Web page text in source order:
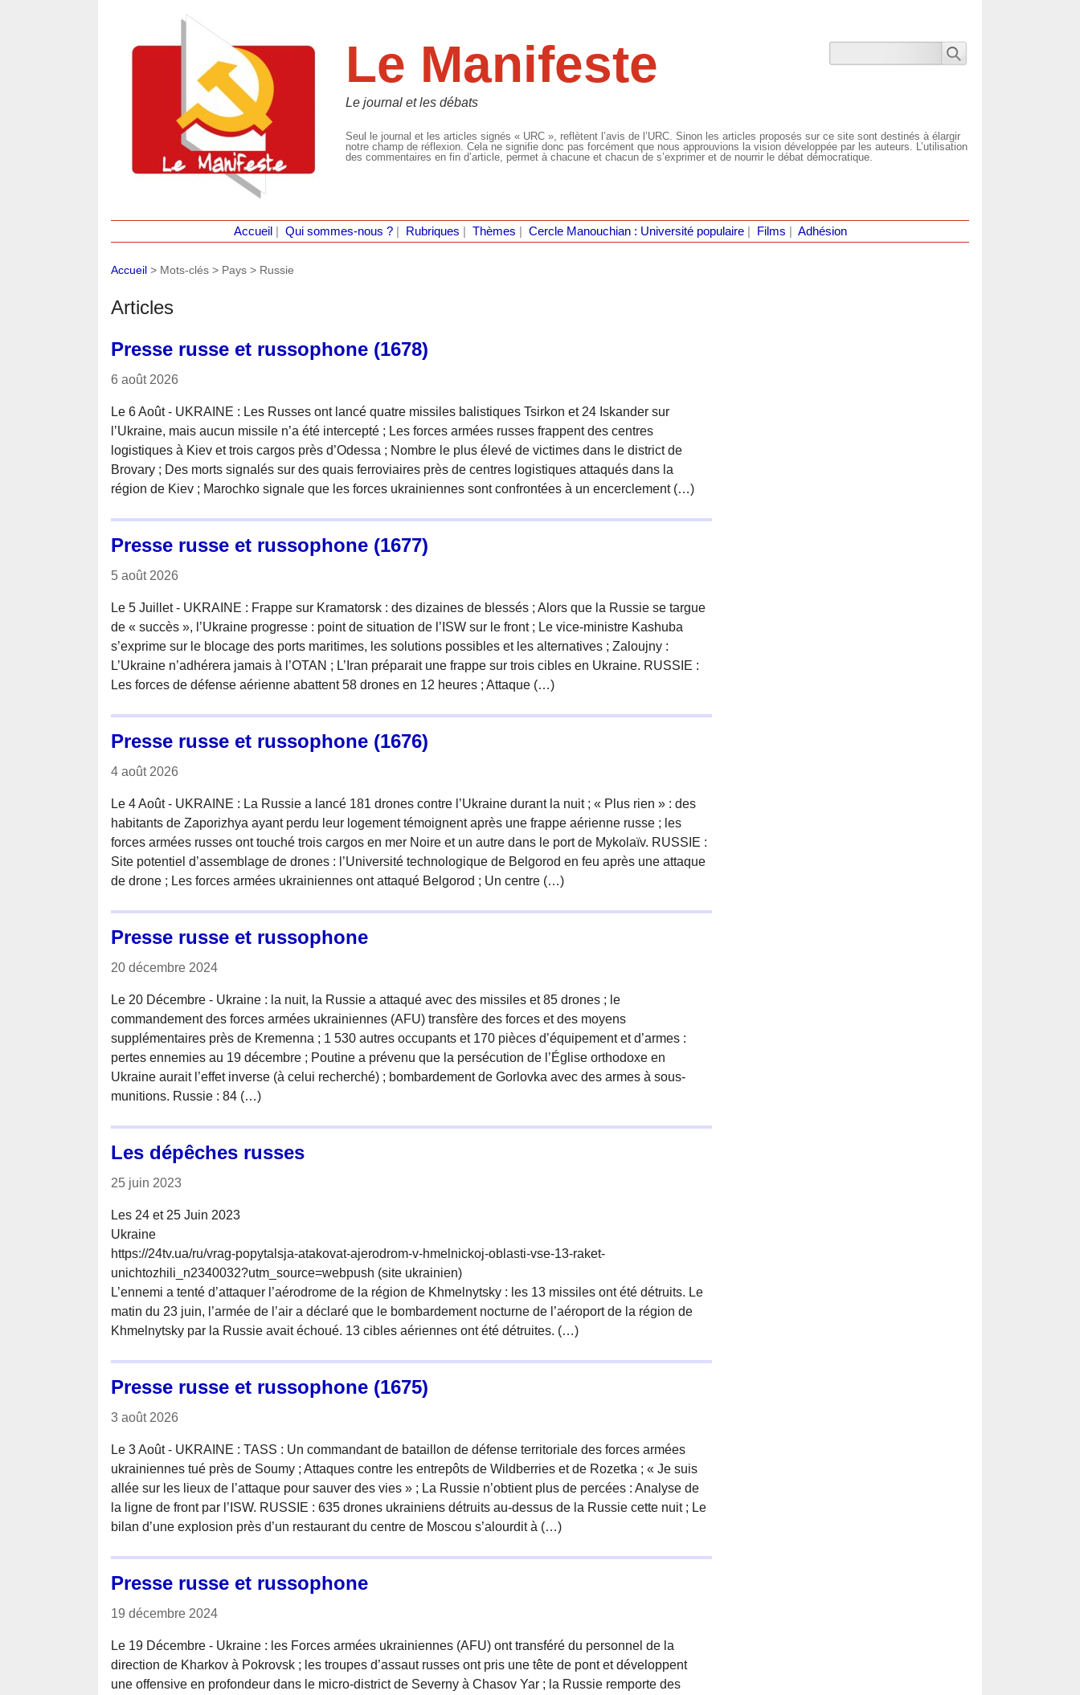
Le Manifeste
Le journal et les débats
Seul le journal et les articles signés « URC », reflètent l’avis de l’URC. Sinon les articles proposés sur ce site sont destinés à élargir
notre champ de réflexion. Cela ne signifie donc pas forcément que nous approuvions la vision développée par les auteurs. L’utilisation
des commentaires en fin d’article, permet à chacune et chacun de s’exprimer et de nourrir le débat démocratique.
Accueil Qui sommes-nous ?| Rubriques Thèmes Cercle Manouchian : Université populaire| Films Adhésion
Accueil > Mots-clés > Pays > Russie
Articles
Presse russe et russophone (1678)
6 août 2026
Le 6 Août - UKRAINE : Les Russes ont lancé quatre missiles balistiques Tsirkon et 24 Iskander sur
l’Ukraine, mais aucun missile n’a été intercepté ; Les forces armées russes frappent des centres
logistiques à Kiev et trois cargos près d’Odessa ; Nombre le plus élevé de victimes dans le district de
Brovary ; Des morts signalés sur des quais ferroviaires près de centres logistiques attaqués dans la
région de Kiev ; Marochko signale que les forces ukrainiennes sont confrontées à un encerclement (…)
Presse russe et russophone (1677)
5 août 2026
Le 5 Juillet - UKRAINE : Frappe sur Kramatorsk : des dizaines de blessés ; Alors que la Russie se targue
de « succès », l’Ukraine progresse : point de situation de l’ISW sur le front ; Le vice-ministre Kashuba
s’exprime sur le blocage des ports maritimes, les solutions possibles et les alternatives ; Zaloujny :
L’Ukraine n’adhérera jamais à l’OTAN ; L’Iran préparait une frappe sur trois cibles en Ukraine. RUSSIE :
Les forces de défense aérienne abattent 58 drones en 12 heures ; Attaque (…)
Presse russe et russophone (1676)
4 août 2026
Le 4 Août - UKRAINE : La Russie a lancé 181 drones contre l’Ukraine durant la nuit ; « Plus rien » : des
habitants de Zaporizhya ayant perdu leur logement témoignent après une frappe aérienne russe ; les
forces armées russes ont touché trois cargos en mer Noire et un autre dans le port de Mykolaïv. RUSSIE :
Site potentiel d’assemblage de drones : l’Université technologique de Belgorod en feu après une attaque
de drone ; Les forces armées ukrainiennes ont attaqué Belgorod ; Un centre (…)
Presse russe et russophone
20 décembre 2024
Le 20 Décembre - Ukraine : la nuit, la Russie a attaqué avec des missiles et 85 drones ; le
commandement des forces armées ukrainiennes (AFU) transfère des forces et des moyens
supplémentaires près de Kremenna ; 1 530 autres occupants et 170 pièces d’équipement et d’armes :
pertes ennemies au 19 décembre ; Poutine a prévenu que la persécution de l’Église orthodoxe en
Ukraine aurait l’effet inverse (à celui recherché) ; bombardement de Gorlovka avec des armes à sous-
munitions. Russie : 84 (…)
Les dépêches russes
25 juin 2023
Les 24 et 25 Juin 2023
Ukraine
https://24tv.ua/ru/vrag-popytalsja-atakovat-ajerodrom-v-hmelnickoj-oblasti-vse-13-raket-
unichtozhili_n2340032?utm_source=webpush (site ukrainien)
L’ennemi a tenté d’attaquer l’aérodrome de la région de Khmelnytsky : les 13 missiles ont été détruits. Le
matin du 23 juin, l’armée de l’air a déclaré que le bombardement nocturne de l’aéroport de la région de
Khmelnytsky par la Russie avait échoué. 13 cibles aériennes ont été détruites. (…)
Presse russe et russophone (1675)
3 août 2026
Le 3 Août - UKRAINE : TASS : Un commandant de bataillon de défense territoriale des forces armées
ukrainiennes tué près de Soumy ; Attaques contre les entrepôts de Wildberries et de Rozetka ; « Je suis
allée sur les lieux de l’attaque pour sauver des vies » ; La Russie n’obtient plus de percées : Analyse de
la ligne de front par l’ISW. RUSSIE : 635 drones ukrainiens détruits au-dessus de la Russie cette nuit ; Le
bilan d’une explosion près d’un restaurant du centre de Moscou s’alourdit à (…)
Presse russe et russophone
19 décembre 2024
Le 19 Décembre - Ukraine : les Forces armées ukrainiennes (AFU) ont transféré du personnel de la
direction de Kharkov à Pokrovsk ; les troupes d’assaut russes ont pris une tête de pont et développent
une offensive en profondeur dans le micro-district de Severny à Chasov Yar ; la Russie remporte des